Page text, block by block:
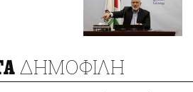
ΔΗΜΟΦΙΛΗ